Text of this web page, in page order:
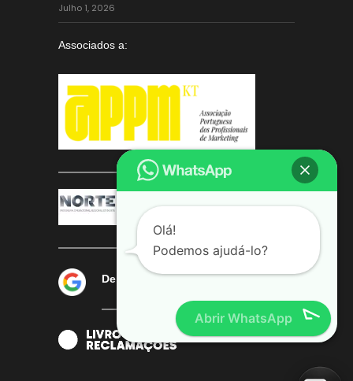
Julho 1, 2026
Associados a:
Deixe-nos a sua avaliação
Abrir WhatsApp
Olá!
Podemos ajudá-lo?